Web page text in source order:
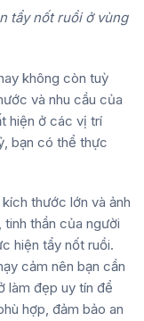
tẩy nốt ruồi ở vùng
không còn tuỳ
và nhu cầu của
hiện ở các vị trí
bạn có thể thực
thước lớn và ảnh
tinh thần của người
hiện tẩy nốt ruồi.
cảm nên bạn cần
làm đẹp uy tín để
hợp, đảm bảo an